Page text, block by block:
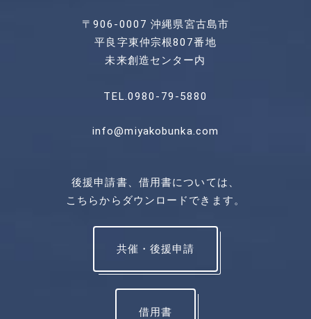
〒906-0007 沖縄県宮古島市
平良字東仲宗根807番地
未来創造センター内
TEL.0980-79-5880
info@miyakobunka.com
後援申請書、借用書については、
こちらからダウンロードできます。
共催・後援申請
借用書